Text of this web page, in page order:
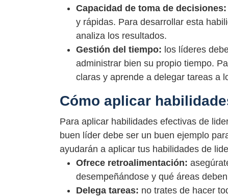
Capacidad de toma de decisiones:
y rápidas. Para desarrollar esta
analiza los resultados.
Gestión del tiempo: los líderes
administrar bien su propio tiempo.
claras y aprende a delegar tareas a
Cómo aplicar
Para aplicar habilidades efectivas de
buen líder debe ser un buen ejemplo
ayudarán a aplicar tus habilidades de
Ofrece retroalimentación:
desempeñándose y qué áreas
Delega tareas: no trates de hacer